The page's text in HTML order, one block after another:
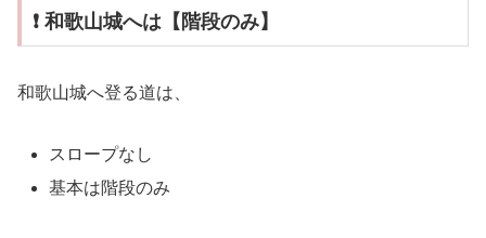
❗ 和歌山城へは【階段のみ】
和歌山城へ登る道は、
スロープなし
基本は階段のみ